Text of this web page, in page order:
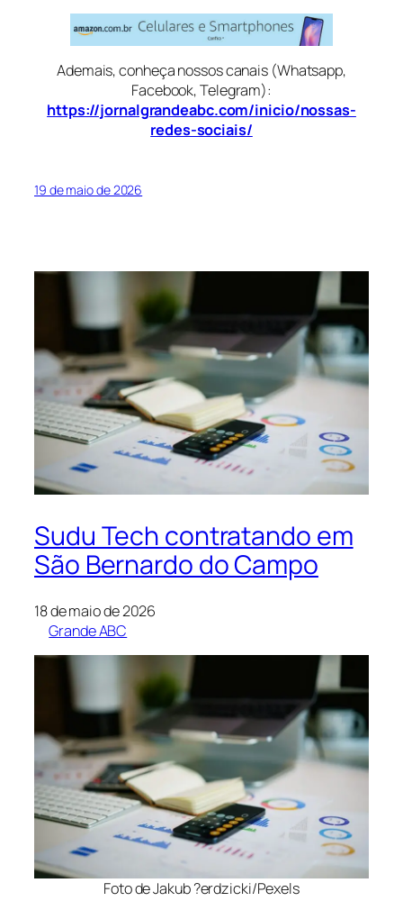
Ademais, conheça nossos canais (Whatsapp,
Facebook, Telegram):
https://jornalgrandeabc.com/inicio/nossas-
redes-sociais/
19 de maio de 2026
Sudu Tech contratando em
São Bernardo do Campo
18 de maio de 2026
Grande ABC
Foto de Jakub ?erdzicki/Pexels